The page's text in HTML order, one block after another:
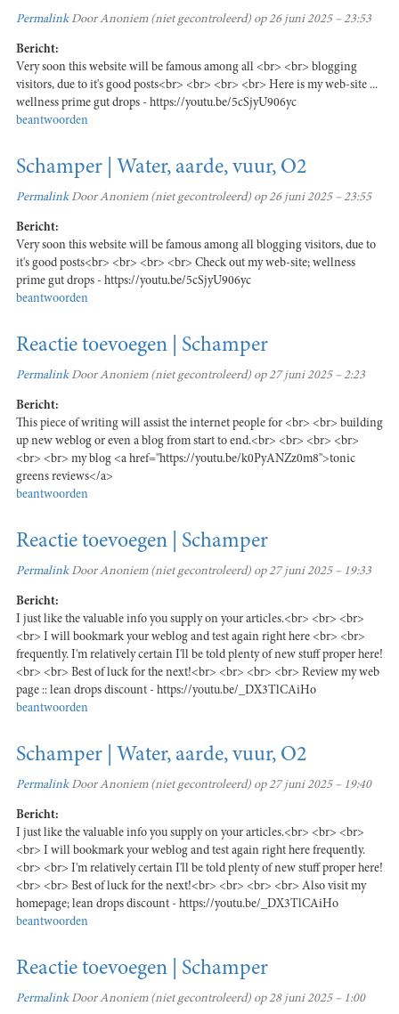
PermalinkDoorAnoniem (niet gecontroleerd) op 26 juni 2025 – 23:53
Bericht:
Very soon this website will be famous among all <br> <br> blogging
visitors, due to it's good posts<br> <br> <br> <br> Here is my web-site ...
wellness prime gut drops - https://youtu.be/5cSjyU906yc
beantwoorden
Schamper | Water, aarde, vuur, O2
PermalinkDoorAnoniem (niet gecontroleerd) op 26 juni 2025 – 23:55
Bericht:
Very soon this website will be famous among all blogging visitors, due to
it's good posts<br> <br> <br> <br> Check out my web-site; wellness
prime gut drops - https://youtu.be/5cSjyU906yc
beantwoorden
Reactie toevoegen | Schamper
PermalinkDoorAnoniem (niet gecontroleerd) op 27 juni 2025 – 2:23
Bericht:
This piece of writing will assist the internet people for <br> <br> building
up new weblog or even a blog from start to end.<br> <br> <br> <br>
<br> <br> my blog <a href="https://youtu.be/k0PyANZz0m8">tonic
greens reviews</a>
beantwoorden
Reactie toevoegen | Schamper
PermalinkDoorAnoniem (niet gecontroleerd) op 27 juni 2025 – 19:33
Bericht:
I just like the valuable info you supply on your articles.<br> <br> <br>
<br> I will bookmark your weblog and test again right here <br> <br>
frequently. I'm relatively certain I'll be told plenty of new stuff proper here!
<br> <br> Best of luck for the next!<br> <br> <br> <br> Review my web
page :: lean drops discount - https://youtu.be/_DX3TlCAiHo
beantwoorden
Schamper | Water, aarde, vuur, O2
PermalinkDoorAnoniem (niet gecontroleerd) op 27 juni 2025 – 19:40
Bericht:
I just like the valuable info you supply on your articles.<br> <br> <br>
<br> I will bookmark your weblog and test again right here frequently.
<br> <br> I'm relatively certain I'll be told plenty of new stuff proper here!
<br> <br> Best of luck for the next!<br> <br> <br> <br> Also visit my
homepage; lean drops discount - https://youtu.be/_DX3TlCAiHo
beantwoorden
Reactie toevoegen | Schamper
PermalinkDoorAnoniem (niet gecontroleerd) op 28 juni 2025 – 1:00